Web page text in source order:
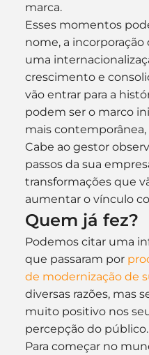
marca.
Esses momentos
nome, a
uma
crescimento e
vão entrar para a
podem ser o marco
mais
Cabe ao gestor
passos da sua
transformações que
aumentar o vínculo
Quem já fez?
Podemos citar uma
que passaram por
de modernização de
diversas razões, mas
muito positivo nos
percepção do público.
Para começar no